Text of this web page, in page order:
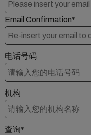
Email Confirmation*
电话号码
机构
查询*